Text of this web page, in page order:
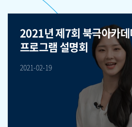
2021년 제7회 북극아카데
프로그램 설명회
2021-02-19